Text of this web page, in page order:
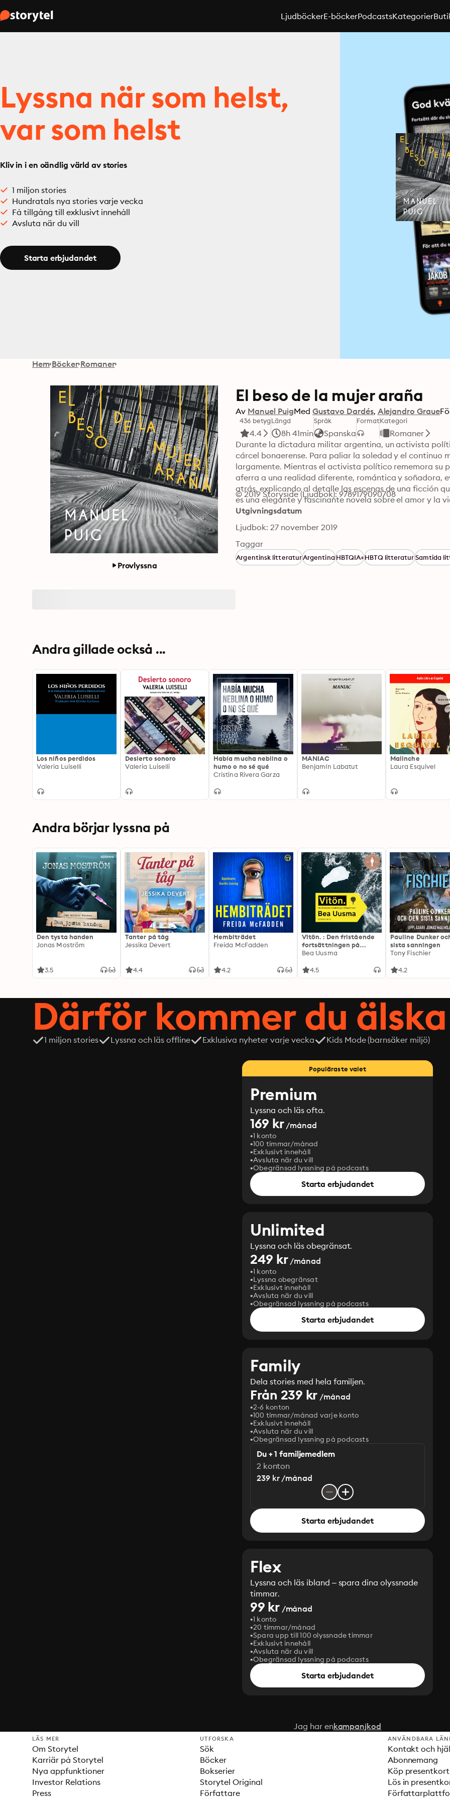
LjudböckerE-böckerPodcastsKategorier
Lyssna när som helst,
var som helst
Kliv in i en oändlig värld av stories
1 miljon stories
Hundratals nya stories varje vecka
Få tillgång till exklusivt innehåll
Avsluta när du vill
Starta erbjudandet
Hem Böcker Romaner
Provlyssna
El beso de la mujer araña
Av Manuel PuigMed Gustavo Dardés Alejandro Graue
436 betyg
4.4
Längd
8h 41min
Språk
Spanska
FormatKategori
Romaner
Durante la dictadura militar argentina, un activista
cárcel bonaerense. Para paliar la soledad y el continuo
largamente. Mientras el activista político rememora su
aferra a una realidad diferente, romántica y soñadora,
atrás, explicando al detalle las escenas de una ficción
es una elegante y fascinante novela sobre el amor y la
© 2019 Storyside (Ljudbok): 9789179090708
Utgivningsdatum
Ljudbok: 27 november 2019
Taggar
Argentinsk litteraturArgentinaHBTQIA+HBTQ litteraturSamtida
Andra gillade också ...
Los niños perdidos
Valeria Luiselli
Desierto sonoro
Valeria Luiselli
Había mucha neblina o
humo o no sé qué
Cristina Rivera Garza
MANIAC
Benjamín Labatut
Malinche
Laura Esquivel
Andra börjar lyssna på
Den tysta handen
Jonas Moström
3.5
Tanter på tåg
Jessika Devert
4.4
Hembiträdet
Freida McFadden
4.2
Vitön. : Den fristående
fortsättningen på
Expeditionen
Bea Uusma
4.5
Pauline Dunker
sista sanningen
Tony Fischier
4.2
Därför kommer du
1 miljon stories Lyssna och läs offline Exklusiva nyheter varje vecka Kids Mode (barnsäker miljö)
Populäraste valet
Premium
Lyssna och läs ofta.
169 kr/månad
1 konto
100 timmar/månad
Exklusivt innehåll
Avsluta när du vill
Obegränsad lyssning på podcasts
Starta erbjudandet
Unlimited
Lyssna och läs obegränsat.
249 kr/månad
1 konto
Lyssna obegränsat
Exklusivt innehåll
Avsluta när du vill
Obegränsad lyssning på podcasts
Starta erbjudandet
Family
Dela stories med hela familjen.
Från 239 kr /månad
2-6 konton
100 timmar/månad varje konto
Exklusivt innehåll
Avsluta när du vill
Obegränsad lyssning på podcasts
Du + 1 familjemedlem
2 konton
239 kr /månad
Starta erbjudandet
Flex
Lyssna och läs ibland – spara dina olyssnade
timmar.
99 kr/månad
1 konto
20 timmar/månad
Spara upp till 100 olyssnade timmar
Exklusivt innehåll
Avsluta när du vill
Obegränsad lyssning på podcasts
Starta erbjudandet
Jag har enkampanjkod
LÄS MER
Om Storytel
Karriär på Storytel
Nya appfunktioner
Investor Relations
Press
UTFORSKA
Sök
Böcker
Bokserier
Storytel Original
Författare
ANVÄNDBARA
Kontakt och
Abonnemang
Köp presentkort
Lös in